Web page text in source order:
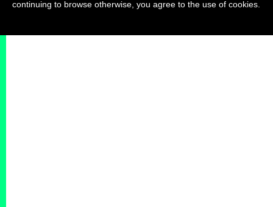
continuing to browse otherwise, you agree to the use of cookies.